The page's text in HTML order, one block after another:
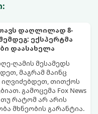
დაღლილად 8-
ექსპერტმა
დაასახელა
ღამის მესამედს
მაგრამ მაინც
იღვიძებდეთ, თითქოს
გამოცემა Fox News
თუ რატომ არ არის
მხნეობის გარანტია.